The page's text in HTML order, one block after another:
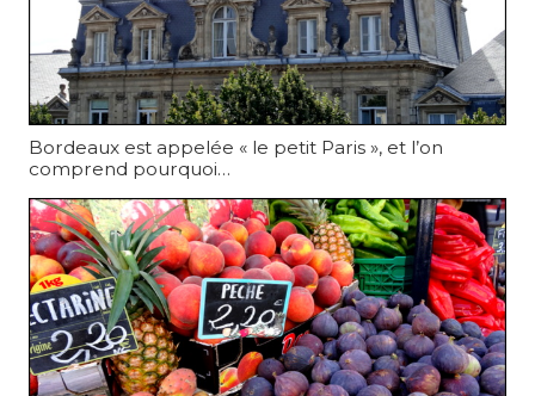
Bordeaux est appelée « le petit Paris », et l’on
comprend pourquoi…